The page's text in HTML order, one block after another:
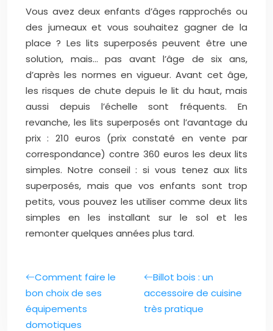
Vous avez deux enfants d’âges rapprochés ou
des jumeaux et vous souhaitez gagner de la
place ? Les lits superposés peuvent être une
solution, mais… pas avant l’âge de six ans,
d’après les normes en vigueur. Avant cet âge,
les risques de chute depuis le lit du haut, mais
aussi depuis l’échelle sont fréquents. En
revanche, les lits superposés ont l’avantage du
prix : 210 euros (prix constaté en vente par
correspondance) contre 360 euros les deux lits
simples. Notre conseil : si vous tenez aux lits
superposés, mais que vos enfants sont trop
petits, vous pouvez les utiliser comme deux lits
simples en les installant sur le sol et les
remonter quelques années plus tard.
Comment faire le
bon choix de ses
équipements
domotiques
Billot bois : un
accessoire de cuisine
très pratique